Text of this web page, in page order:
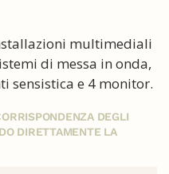
multimediali
di messa in onda,
sensistica e 4 monitor.
DEGLI
DIRETTAMENTE LA